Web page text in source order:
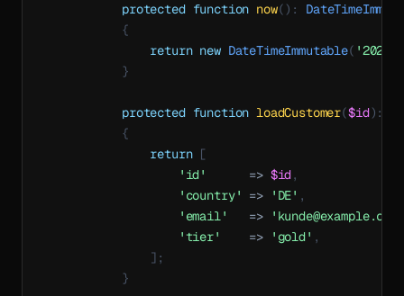
protected function now( ) :
{
return new DateTimeImmutable( '2026-
}
protected function loadCustomer($id) :
{
return [
'id'
=> $id,
'country'
=> 'DE' ,
'email'
=>
'kunde@example.com'
'tier'
=> 'gold' ,
] ;
}